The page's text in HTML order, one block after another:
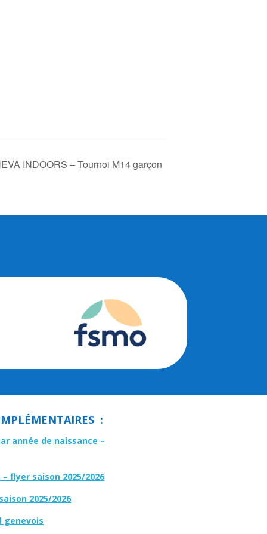
INDOORS – Tournoi M14 garçon
:
année de naissance –
flyer saison 2025/2026
2025/2026
genevois